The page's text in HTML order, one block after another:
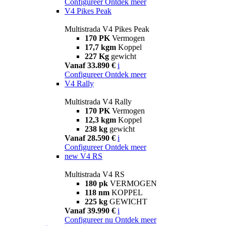
V4 Pikes Peak
Multistrada V4 Pikes Peak
170 PK Vermogen
17,7 kgm Koppel
227 Kg gewicht
Vanaf 33.890 € i
Configureer Ontdek meer
V4 Rally
Multistrada V4 Rally
170 PK Vermogen
12,3 kgm Koppel
238 kg gewicht
Vanaf 28.590 € i
Configureer Ontdek meer
new V4 RS
Multistrada V4 RS
180 pk VERMOGEN
118 nm KOPPEL
225 kg GEWICHT
Vanaf 39.990 € i
Configureer nu Ontdek meer